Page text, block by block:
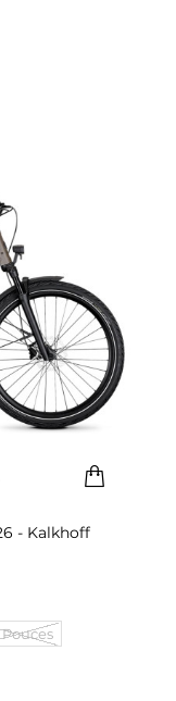
- Kalkhoff
Pouces